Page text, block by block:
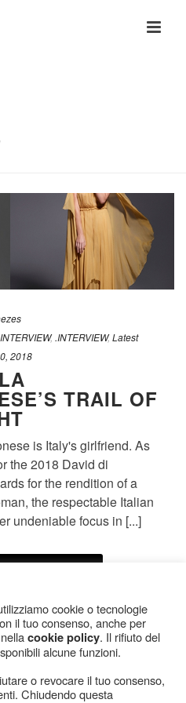
, .INTERVIEW,Latest
2018
TRAIL OF
is Italy's girlfriend. As
the 2018 David di
for the rendition of a
the respectable Italian
undeniable focus in [...]
cookie o tecnologie
il tuo consenso, anche per
cookie policy. Il rifiuto del
alcune funzioni.
o revocare il tuo consenso,
Chiudendo questa